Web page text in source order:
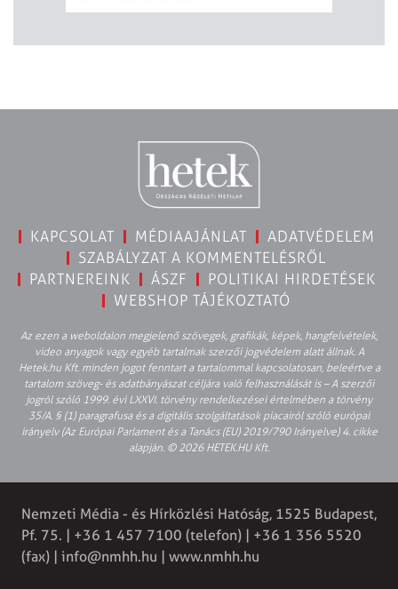
KAPCSOLAT MÉDIAAJÁNLAT
ADATVÉDELEM
SZABÁLYZAT A KOMMENTELÉSRŐL
PARTNEREINK
ÁSZF
POLITIKAI HIRDETÉSEK
WEBSHOP TÁJÉKOZTATÓ
Az ezen a weboldalon megjelenő szövegek, grafikák, képek, hangfelvételek,
video anyagok vagy egyéb tartalmak szerzői jogvédelem alatt állnak. A
Hetek.hu Kft. minden jogot fenntart a tartalommal kapcsolatosan, beleértve a
tartalom szöveg- és adatbányászat céljára való felhasználását is – A szerzői
jogról szóló 1999. évi LXXVI. törvény rendelkezései értelmében a törvény
35/A. § (1) paragrafusa és a digitális szolgáltatások piacairól szóló európai
irányelv (Az Európai Parlament és a Tanács (EU) 2019/790 Irányelve) 4. cikke
alapján. © 2026 HETEK.HU Kft.
Nemzeti Média - és Hírközlési Hatóság, 1525 Budapest,
Pf. 75. | +36 1 457 7100 (telefon) | +36 1 356 5520
(fax) | info@nmhh.hu | www.nmhh.hu